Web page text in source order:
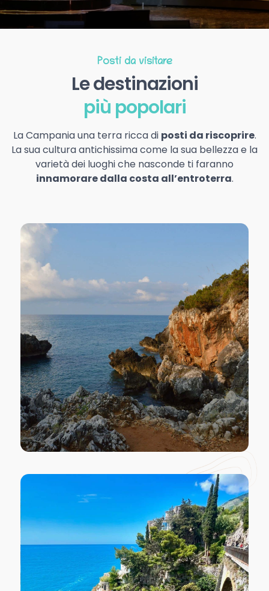
Posti da visitare
Le destinazioni
più popolari
La Campania una terra ricca di posti da riscoprire.
La sua cultura antichissima come la sua bellezza e la
varietà dei luoghi che nasconde ti faranno
innamorare dalla costa all’entroterra.